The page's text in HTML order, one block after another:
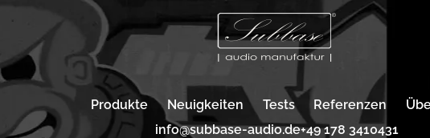
Produkte Neuigkeiten Tests Referenzen
info@subbase-audio.de+49 178 3410431